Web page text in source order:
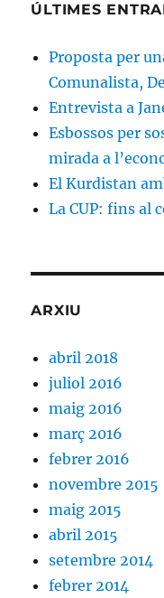
ÚLTIMES
Proposta per
Comunalista,
Entrevista a
Esbossos per
mirada a
El Kurdistan
La CUP: fins al
ARXIU
abril 2018
juliol 2016
maig 2016
març 2016
febrer 2016
novembre 2015
maig 2015
abril 2015
setembre 2014
febrer 2014